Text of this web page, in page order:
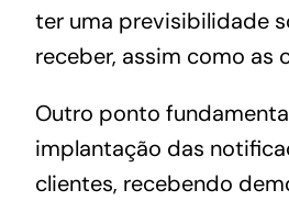
ter uma previsibilidade
receber, assim como as
Outro ponto
implantação das
clientes, recebendo